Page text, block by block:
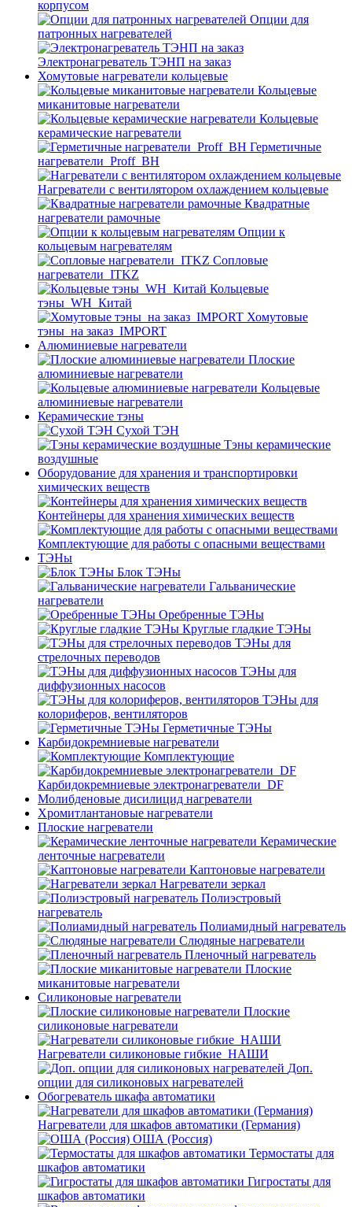
корпусом
Опции для
патронных нагревателей
Электронагреватель ТЭНП на заказ
Хомутовые нагреватели кольцевые
Кольцевые
миканитовые нагреватели
Кольцевые
керамические нагреватели
Герметичные
нагреватели_Proff_BH
Нагреватели с вентилятором охлаждением кольцевые
Квадратные
нагреватели рамочные
Опции к
кольцевым нагревателям
Cопловые
нагреватели_ITKZ
Кольцевые
тэны_WH_Китай
Хомутовые
тэны_на заказ_IMPORT
Алюминиевые нагреватели
Плоские
алюминиевые нагреватели
Кольцевые
алюминиевые нагреватели
Керамические тэны
Сухой ТЭН
Тэны керамические
воздушные
Оборудование для хранения и транспортировки
химических веществ
Контейнеры для хранения химических веществ
Комплектующие для работы с опасными веществами
ТЭНы
Блок ТЭНы
Гальванические
нагреватели
Оребренные ТЭНы
Круглые гладкие ТЭНы
ТЭНы для
стрелочных переводов
ТЭНы для
диффузионных насосов
ТЭНы для
колориферов, вентиляторов
Герметичные ТЭНы
Карбидокремниевые нагреватели
Комплектующие
Карбидокремниевые электронагреватели_DF
Молибденовые дисилицид нагреватели
Хромитлантановые нагреватели
Плоские нагреватели
Керамические
ленточные нагреватели
Каптоновые нагреватели
Нагреватели зеркал
Полиэстровый
нагреватель
Полиамидный нагреватель
Слюдяные нагреватели
Пленочный нагреватель
Плоские
миканитовые нагреватели
Силиконовые нагреватели
Плоские
силиконовые нагреватели
Нагреватели силиконовые гибкие_НАШИ
Доп.
опции для силиконовых нагревателей
Обогреватель шкафа автоматики
Нагреватели для шкафов автоматики (Германия)
ОША (Россия)
Термостаты для
шкафов автоматики
Гигростаты для
шкафов автоматики